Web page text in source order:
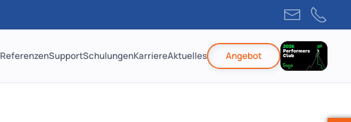
ReferenzenSupportSchulungenKarriereAktuelles Angebot